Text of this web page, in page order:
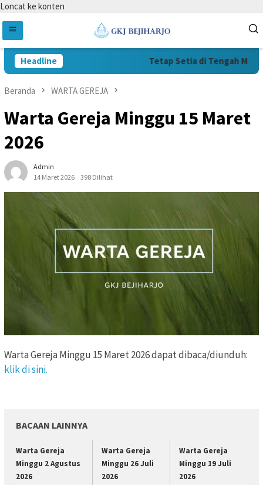
Loncat ke konten
Headline Tetap Setia di Tengah Masa
Beranda WARTA GEREJA
Warta Gereja Minggu 15 Maret
2026
Admin
14 Maret 2026
398 Dilihat
Warta Gereja Minggu 15 Maret 2026 dapat dibaca/diunduh:
klik di sini.
BACAAN LAINNYA
Warta Gereja
Minggu 2 Agustus
2026
Warta Gereja
Minggu 26 Juli
2026
Warta Gereja
Minggu 19 Juli
2026